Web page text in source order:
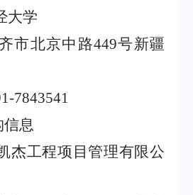
大学
市北京中路449号新疆
7843541
信息
杰工程项目管理有限公